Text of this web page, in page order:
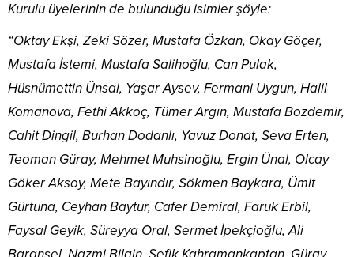
Kurulu üyelerinin de bulunduğu isimler şöyle:
“Oktay Ekşi, Zeki Sözer, Mustafa Özkan, Okay Göçer,
Mustafa İstemi, Mustafa Salihoğlu, Can Pulak,
Hüsnümettin Ünsal, Yaşar Aysev, Fermani Uygun, Halil
Komanova, Fethi Akkoç, Tümer Argın, Mustafa Bozdemir,
Cahit Dingil, Burhan Dodanlı, Yavuz Donat, Seva Erten,
Teoman Güray, Mehmet Muhsinoğlu, Ergin Ünal, Olcay
Göker Aksoy, Mete Bayındır, Sökmen Baykara, Ümit
Gürtuna, Ceyhan Baytur, Cafer Demiral, Faruk Erbil,
Faysal Geyik, Süreyya Oral, Sermet İpekçioğlu, Ali